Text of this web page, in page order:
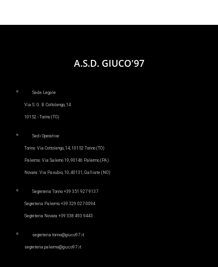
A.S.D. GIUCO'97
Sede Legale
Via S. G. B. Cottolengo, 14
10152 - Torino (TO)
Sedi Operative
Torino: Via Cottolengo, 14, 10152 Torino (TO)
Palermo: Via Salerno 19, 90146 Palermo (PA)
Novara: Via Pasubio, 10, 40131, Galliate (NO)
Segreteria Torino +39 351 927 9137
Segreteria Palermo +39 329 027 0094
Segreteria Novara +39 338 493 9443
segreteria.torino@giuco97.it
segreteria.palermo@giuco97.it